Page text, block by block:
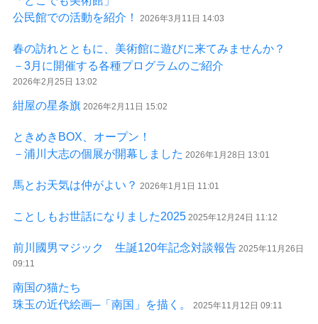
公民館での活動を紹介！
2026年3月11日 14:03
春の訪れとともに、美術館に遊びに来てみませんか？
－3月に開催する各種プログラムのご紹介
2026年2月25日 13:02
紺屋の星条旗 2026年2月11日 15:02
ときめきBOX、オープン！
－浦川大志の個展が開幕しました 2026年1月28日 13:01
馬とお天気は仲がよい？ 2026年1月1日 11:01
ことしもお世話になりました2025 2025年12月24日 11:12
前川國男マジック 生誕120年記念対談報告 2025年11月26日
09:11
南国の猫たち
珠玉の近代絵画─「南国」を描く。
2025年11月12日 09:11